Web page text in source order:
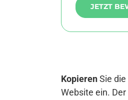
JETZT
KopierenSie
Website ein.